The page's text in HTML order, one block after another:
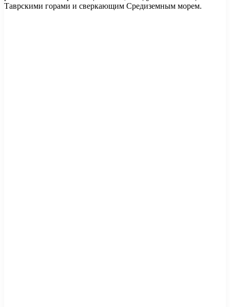
Таврскими горами и сверкающим Средиземным морем.